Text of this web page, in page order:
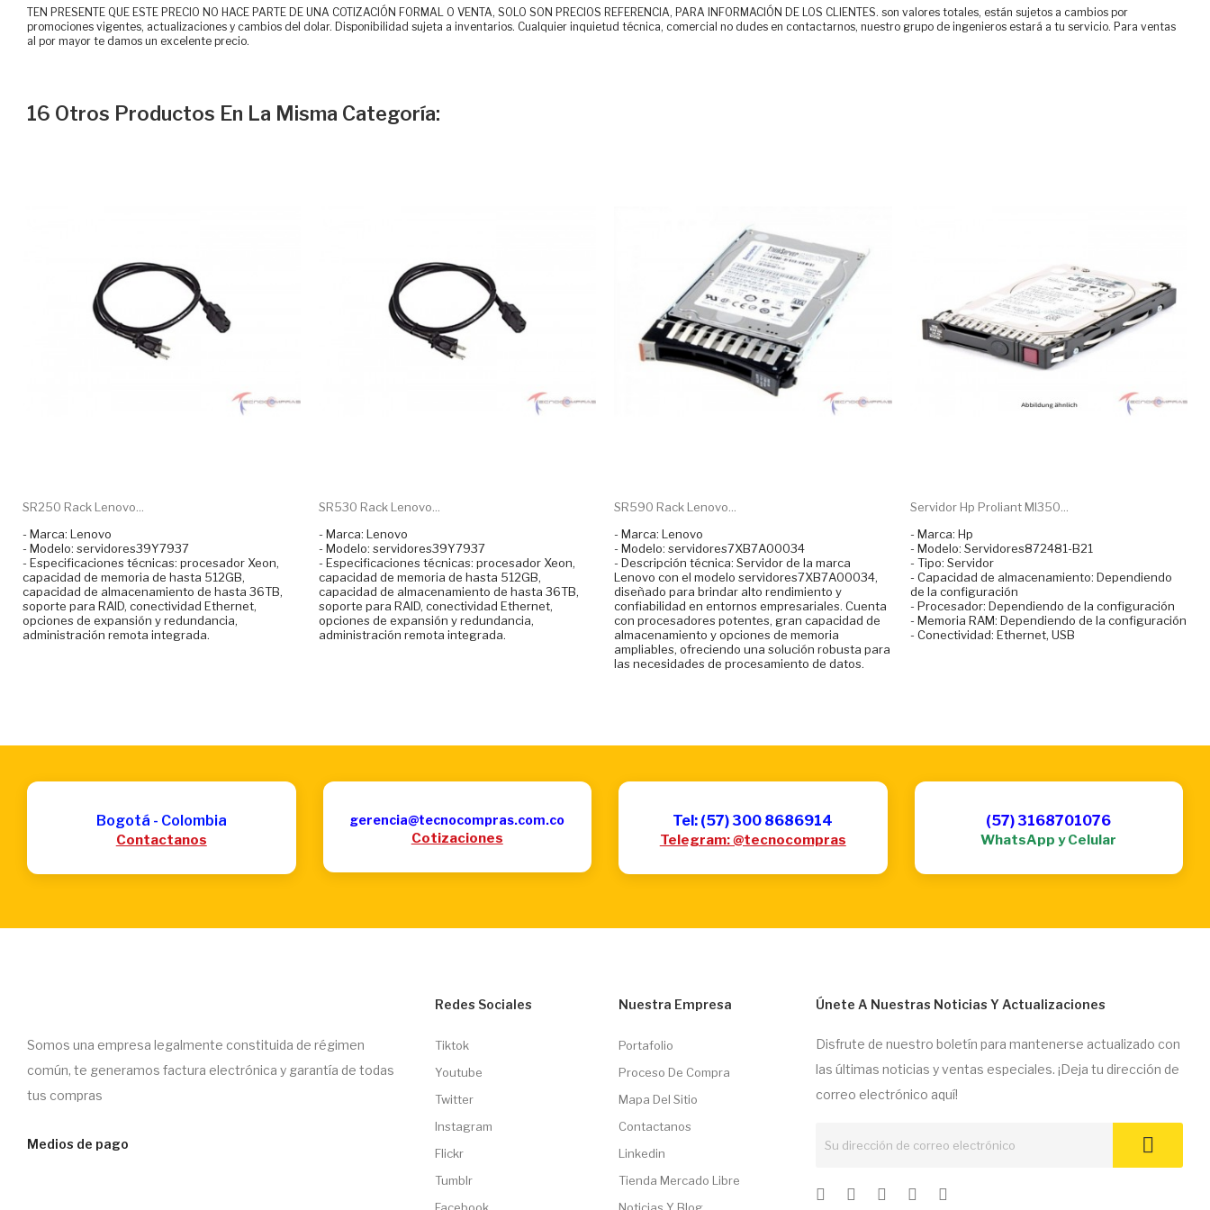
TEN PRESENTE QUE ESTE PRECIO NO HACE PARTE DE UNA COTIZACIÓN FORMAL O VENTA, SOLO SON PRECIOS REFERENCIA, PARA INFORMACIÓN DE LOS CLIENTES. son valores totales, están sujetos a cambios por
promociones vigentes, actualizaciones y cambios del dolar. Disponibilidad sujeta a inventarios. Cualquier inquietud técnica, comercial no dudes en contactarnos, nuestro grupo de ingenieros estará a tu servicio. Para ventas
al por mayor te damos un excelente precio.
16 Otros Productos En La Misma Categoría:
SR250 Rack Lenovo...
- Marca: Lenovo
- Modelo: servidores39Y7937
- Especificaciones técnicas: procesador Xeon,
capacidad de memoria de hasta 512GB,
capacidad de almacenamiento de hasta 36TB,
soporte para RAID, conectividad Ethernet,
opciones de expansión y redundancia,
administración remota integrada.
SR530 Rack Lenovo...
- Marca: Lenovo
- Modelo: servidores39Y7937
- Especificaciones técnicas: procesador Xeon,
capacidad de memoria de hasta 512GB,
capacidad de almacenamiento de hasta 36TB,
soporte para RAID, conectividad Ethernet,
opciones de expansión y redundancia,
administración remota integrada.
SR590 Rack Lenovo...
- Marca: Lenovo
- Modelo: servidores7XB7A00034
- Descripción técnica: Servidor de la marca
Lenovo con el modelo servidores7XB7A00034,
diseñado para brindar alto rendimiento y
confiabilidad en entornos empresariales. Cuenta
con procesadores potentes, gran capacidad de
almacenamiento y opciones de memoria
ampliables, ofreciendo una solución robusta para
las necesidades de procesamiento de datos.
Servidor Hp Proliant Ml350...
- Marca: Hp
- Modelo: Servidores872481-B21
- Tipo: Servidor
- Capacidad de almacenamiento: Dependiendo
de la configuración
- Procesador: Dependiendo de la configuración
- Memoria RAM: Dependiendo de la configuración
- Conectividad: Ethernet, USB
Bogotá - Colombia
Contactanos
gerencia@tecnocompras.com.co
Cotizaciones
Tel: (57) 300 8686914
Telegram: @tecnocompras
(57) 3168701076
WhatsApp y Celular
Somos una empresa legalmente constituida de régimen
común, te generamos factura electrónica y garantía de todas
tus compras
Medios de pago
Redes Sociales
Tiktok
Youtube
Twitter
Instagram
Flickr
Tumblr
Facebook
Nuestra Empresa
Portafolio
Proceso De Compra
Mapa Del Sitio
Contactanos
Linkedin
Tienda Mercado Libre
Noticias Y Blog
Únete A Nuestras Noticias Y Actualizaciones
Disfrute de nuestro boletín para mantenerse actualizado con
las últimas noticias y ventas especiales. ¡Deja tu dirección de
correo electrónico aquí!